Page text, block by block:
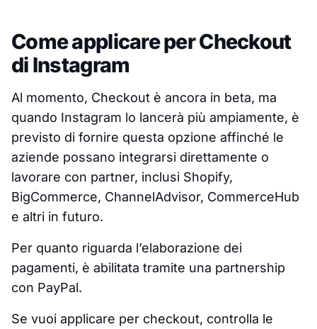
Come applicare per Checkout
di Instagram
Al momento, Checkout è ancora in beta, ma
quando Instagram lo lancerà più ampiamente, è
previsto di fornire questa opzione affinché le
aziende possano integrarsi direttamente o
lavorare con partner, inclusi Shopify,
BigCommerce, ChannelAdvisor, CommerceHub
e altri in futuro.
Per quanto riguarda l’elaborazione dei
pagamenti, è abilitata tramite una partnership
con PayPal.
Se vuoi applicare per checkout, controlla le